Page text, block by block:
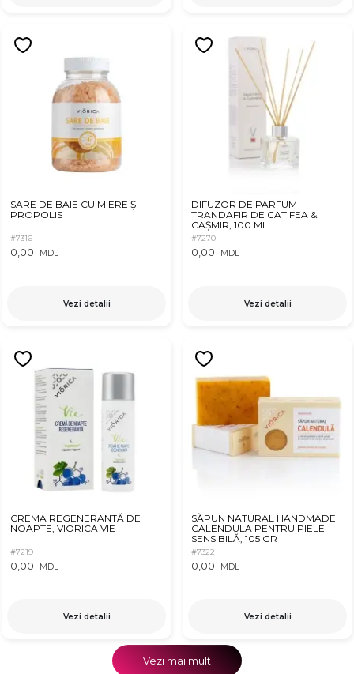
SARE DE BAIE CU MIERE ȘI
PROPOLIS
#7316
0,00 MDL
Vezi detalii
DIFUZOR DE PARFUM
TRANDAFIR DE CATIFEA &
CAȘMIR, 100 ML
#7270
0,00 MDL
Vezi detalii
CREMA REGENERANTĂ DE
NOAPTE, VIORICA VIE
#7219
0,00 MDL
Vezi detalii
SĂPUN NATURAL HANDMADE
CALENDULA PENTRU PIELE
SENSIBILĂ, 105 GR
#7322
0,00 MDL
Vezi detalii
Vezi mai mult